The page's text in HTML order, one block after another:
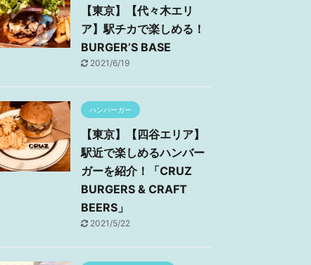
【東京】【代々木エリ
ア】駅チカで楽しめる！
BURGER’S BASE
2021/6/19
ハンバーガー
【東京】【四谷エリア】
駅近で楽しめるハンバー
ガーを紹介！「CRUZ
BURGERS & CRAFT
BEERS」
2021/5/22